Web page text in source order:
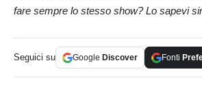
fare sempre lo stesso show? Lo sapevi
Seguici su Google Discover Fonti